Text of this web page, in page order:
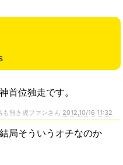
首位独走です。
無き虎ファンさん 2012,10/16 11:32
局そういうオチなのか